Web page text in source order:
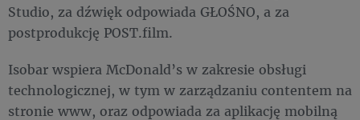
Studio, za dźwięk odpowiada GŁOŚNO, a za
postprodukcję POST.film.
Isobar wspiera McDonald’s w zakresie obsługi
technologicznej, w tym w zarządzaniu contentem na
stronie www, oraz odpowiada za aplikację mobilną